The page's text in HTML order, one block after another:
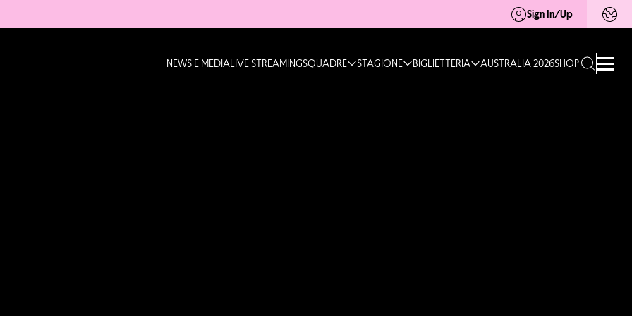
Sign In/Up
NEWS E MEDIALIVE STREAMINGSQUADRE STAGIONE BIGLIETTERIA AUSTRALIA 2026SHOP